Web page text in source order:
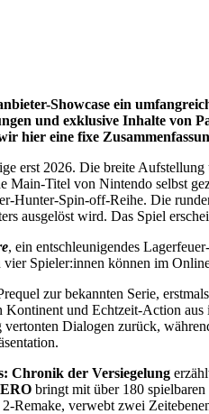
Showcase ein
und exklusive Inhalte von
hier eine fixe
erst 2026. Die breite
Titel von Nintendo selbst
Hunter-Spin-off-Reihe. Die
ausgelöst wird. Das Spiel
, ein entschleunigendes
Spieler:innen können im
zur bekannten Serie,
und Echtzeit-Action aus
Dialogen zurück,
Chronik der Versiegelung
bringt mit über 180
verwebt zwei